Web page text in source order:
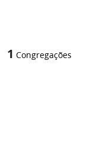
1 Congregações